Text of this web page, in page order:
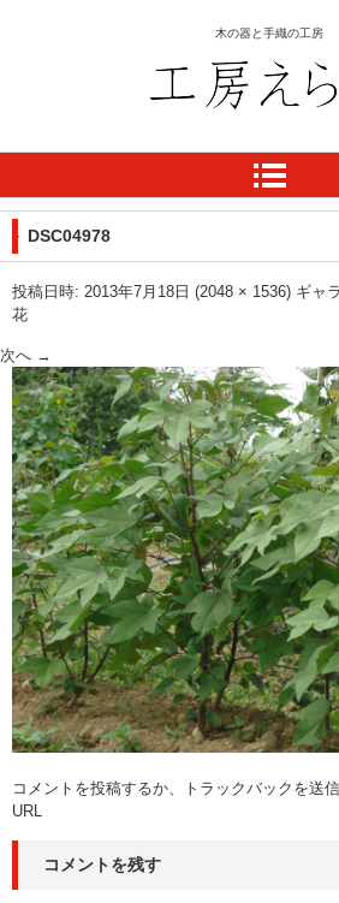
木の器と手織の工房
DSC04978
投稿日時: 2013年7月18日 (2048 × 1536) ギャ
花
次へ →
コメントを投稿するか、トラックバックを送
URL
コメントを残す